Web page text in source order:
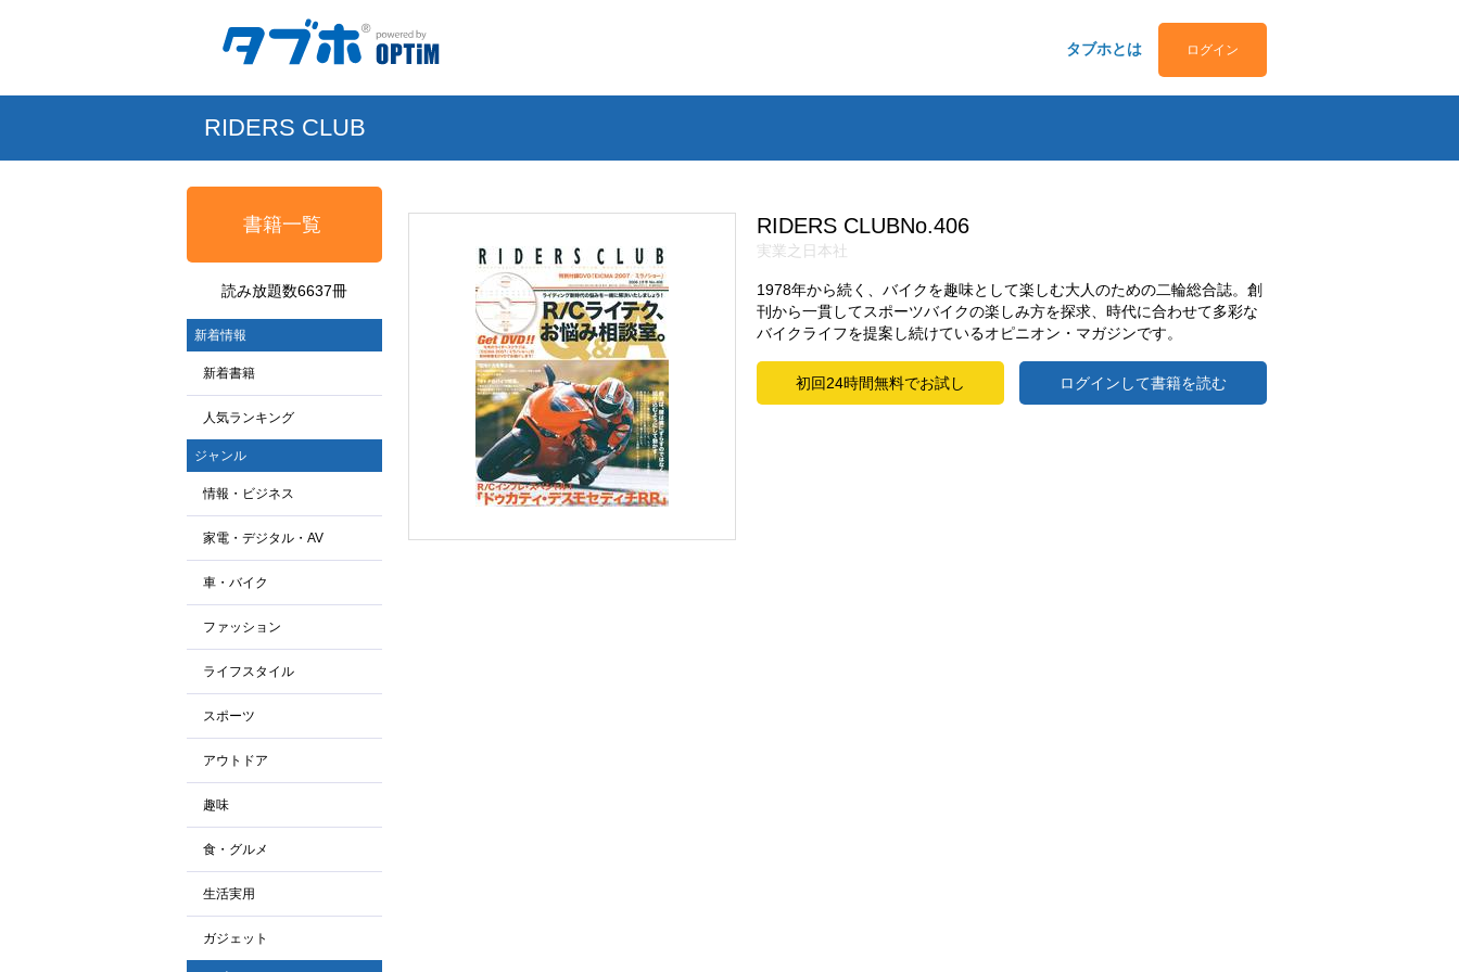
タブホとは ログイン
RIDERS CLUB
書籍一覧
読み放題数6637冊
新着情報
新着書籍
人気ランキング
ジャンル
情報・ビジネス
家電・デジタル・AV
車・バイク
ファッション
ライフスタイル
スポーツ
アウトドア
趣味
食・グルメ
生活実用
ガジェット
RIDERS CLUBNo.406
実業之日本社
1978年から続く、バイクを趣味として楽しむ大人のための二輪総合誌。創
刊から一貫してスポーツバイクの楽しみ方を探求、時代に合わせて多彩な
バイクライフを提案し続けているオピニオン・マガジンです。
初回24時間無料でお試し ログインして書籍を読む